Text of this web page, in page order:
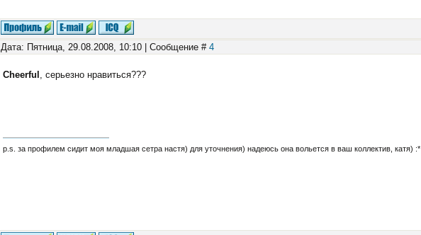
Дата: Пятница, 29.08.2008, 10:10 | Сообщение # 4
Cheerful , серьезно нравиться???
p.s. за профилем сидит моя младшая сетра настя) для уточнения) надеюсь она вольется в ваш коллектив, катя) :*